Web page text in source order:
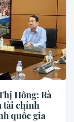
Hồng: Rà
tài chính
quốc gia